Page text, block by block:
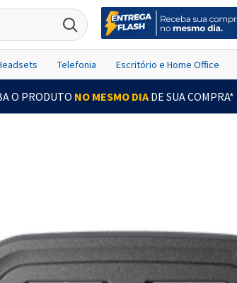
Telefonia Escritório e Home Office
O PRODUTO NO MESMO DIADE SUA COMPRA*